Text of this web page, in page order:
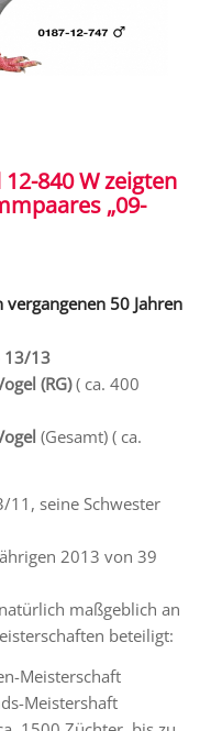
840 W zeigten
„09-
50 Jahren
13/13
(RG)( ca. 400
(Gesamt) ( ca.
11, seine Schwester
2013 von 39
maßgeblich an
beteiligt:
Meisterschaft
Meistershaft